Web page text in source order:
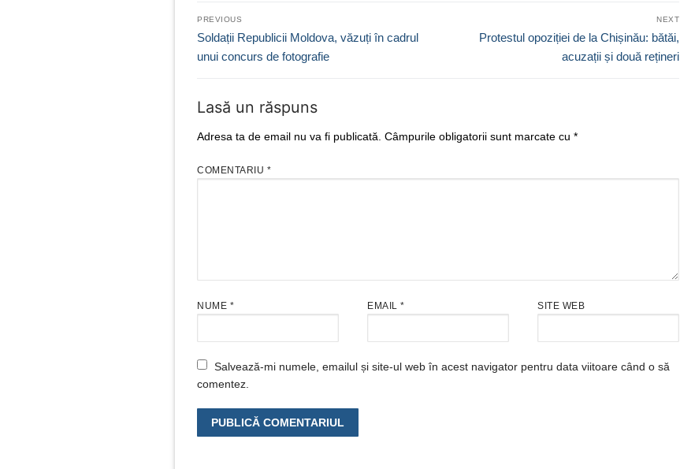
Navigare
în
articole
PREVIOUS
Previous
post:
Soldații Republicii Moldova, văzuți în cadrul
unui concurs de fotografie
NEXT
Next
Protestul opoziției de la Chișinău: bătăi,
acuzații și două rețineri
Lasă un răspuns
Adresa ta de email nu va fi publicată. Câmpurile obligatorii sunt marcate cu *
COMENTARIU *
NUME * EMAIL * SITE WEB
Salvează-mi numele, emailul și site-ul web în acest navigator pentru data viitoare când o să
comentez.